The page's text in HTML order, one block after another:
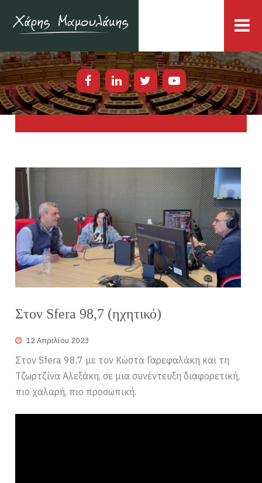
Στον Sfera 98,7 (ηχητικό)
12 Απριλίου 2023
Στον Sfera 98,7 με τον Κώστα Γαρεφαλάκη και τη
Τζωρτζίνα Αλεξάκη, σε μια συνέντευξη διαφορετική,
πιο χαλαρή, πιο προσωπική.